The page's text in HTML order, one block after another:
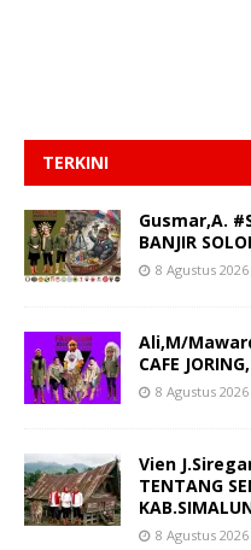
TERKINI
Gusmar,A.
BANJIR
8 Agustus 2026
Ali,M/
CAFE
8 Agustus 2026
Vien
TENTANG
8 Agustus 2026